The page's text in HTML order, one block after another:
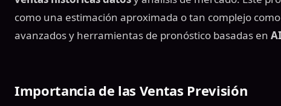
como una estimación aproximada o tan complejo
avanzados y herramientas de pronóstico basadas en
Importancia de las Ventas Previsión